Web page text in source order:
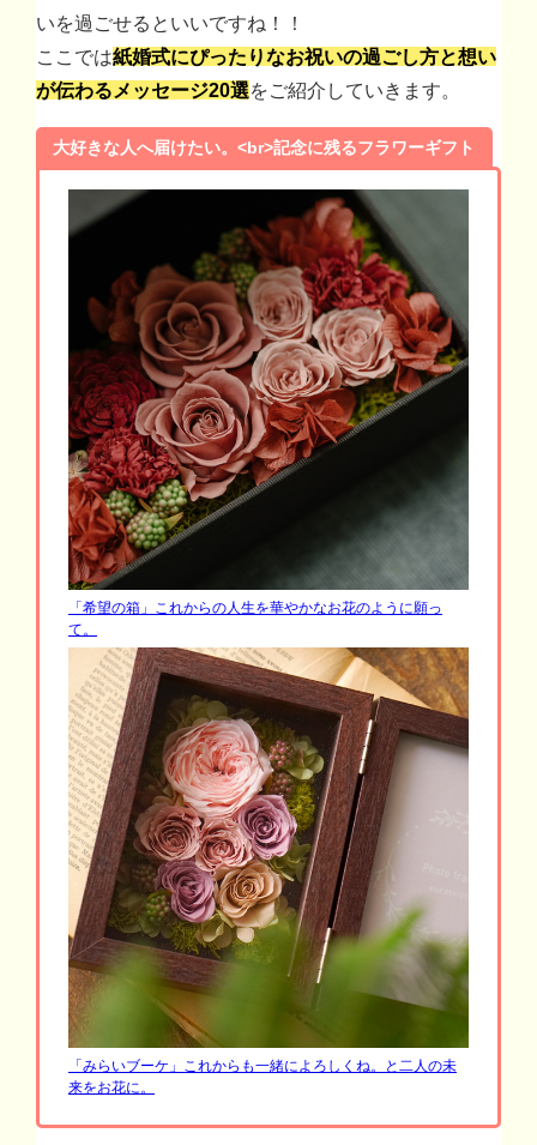
いを過ごせるといいですね！！
ここでは紙婚式にぴったりなお祝いの過ごし方と想い
が伝わるメッセージ20選をご紹介していきます。
大好きな人へ届けたい。<br>記念に残るフラワーギフト
「希望の箱」これからの人生を華やかなお花のように願っ
て。
「みらいブーケ」これからも一緒によろしくね。と二人の未
来をお花に。